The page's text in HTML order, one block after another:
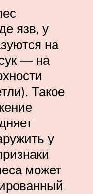
язв, у
на
― на
Такое
у
может